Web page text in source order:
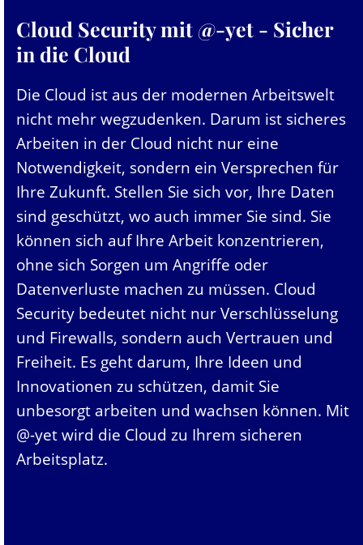
Cloud Security mit @-yet - Sicher
in die Cloud
Die Cloud ist aus der modernen Arbeitswelt
nicht mehr wegzudenken. Darum ist sicheres
Arbeiten in der Cloud nicht nur eine
Notwendigkeit, sondern ein Versprechen für
Ihre Zukunft. Stellen Sie sich vor, Ihre Daten
sind geschützt, wo auch immer Sie sind. Sie
können sich auf Ihre Arbeit konzentrieren,
ohne sich Sorgen um Angriffe oder
Datenverluste machen zu müssen. Cloud
Security bedeutet nicht nur Verschlüsselung
und Firewalls, sondern auch Vertrauen und
Freiheit. Es geht darum, Ihre Ideen und
Innovationen zu schützen, damit Sie
unbesorgt arbeiten und wachsen können. Mit
@-yet wird die Cloud zu Ihrem sicheren
Arbeitsplatz.